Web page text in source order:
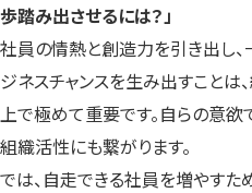
歩踏み出させるには？」
社員の情熱と創造力を引き出し
ジネスチャンスを生み出すことは
上で極めて重要です。自らの意
組織活性にも繋がります。
では、自走できる社員を増やす